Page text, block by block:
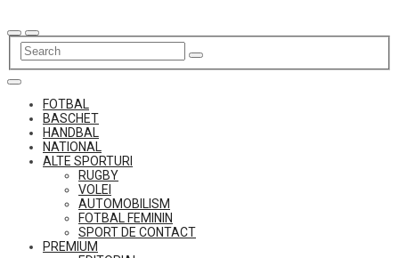
to
content
FOTBAL
BASCHET
HANDBAL
NATIONAL
ALTE SPORTURI
RUGBY
VOLEI
AUTOMOBILISM
FOTBAL FEMININ
SPORT DE CONTACT
PREMIUM